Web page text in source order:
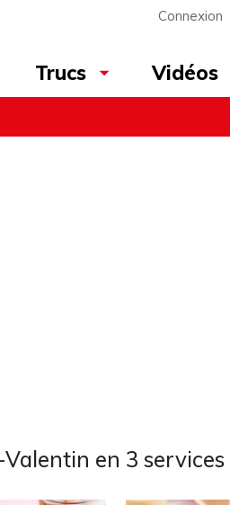
Connexion
Trucs Vidéos
en 3 services